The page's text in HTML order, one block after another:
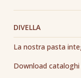
DIVELLA
La nostra pasta
Download